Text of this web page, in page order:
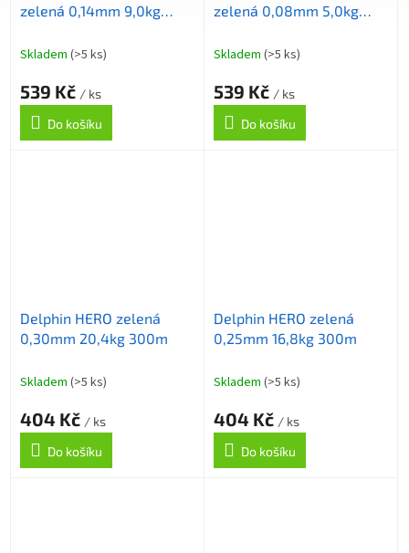
zelená 0,14mm 9,0kg
Skladem (>5 ks)
539 Kč / ks
Do košíku
zelená 0,08mm 5,0kg
Skladem (>5 ks)
539 Kč / ks
Do košíku
Delphin HERO zelená
0,30mm 20,4kg 300m
Skladem (>5 ks)
404 Kč / ks
Do košíku
Delphin HERO zelená
0,25mm 16,8kg 300m
Skladem (>5 ks)
404 Kč / ks
Do košíku